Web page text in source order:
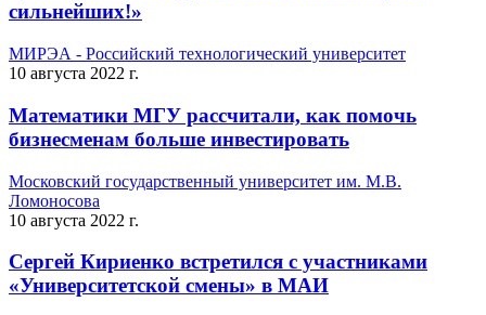
сильнейших!»
МИРЭА - Российский технологический университет
10 августа 2022 г.
Математики МГУ рассчитали, как помочь
бизнесменам больше инвестировать
Московский государственный университет им. М.В.
Ломоносова
10 августа 2022 г.
Сергей Кириенко встретился с участниками
«Университетской смены» в МАИ